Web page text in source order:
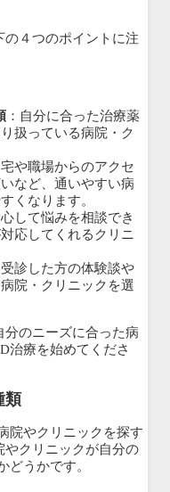
４つのポイントに注
：自分に合った治療薬
扱っている病院・ク
や職場からのアクセ
など、通いやすい病
くなります。
心して悩みを相談でき
応してくれるクリニ
受診した方の体験談や
院・クリニックを選
分のニーズに合った病
治療を始めてくださ
類
院やクリニックを探す
やクリニックが自分の
どうかです。